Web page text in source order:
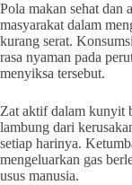
Pola makan sehat dan
masyarakat dalam
kurang serat.
rasa nyaman pada
menyiksa tersebut.
Zat aktif dalam kunyit
lambung dari
setiap harinya.
mengeluarkan gas
usus manusia.